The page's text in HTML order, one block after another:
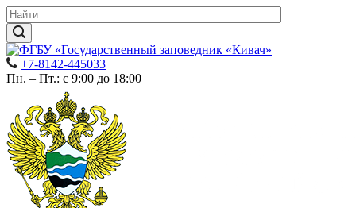
+7-8142-445033
Пн. – Пт.: с 9:00 до 18:00